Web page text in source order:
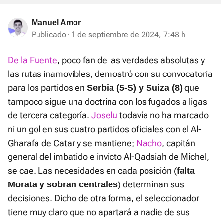
Manuel Amor
Publicado 1 de septiembre de 2024, 7:48 h
De la Fuente, poco fan de las verdades absolutas y
las rutas inamovibles, demostró con su convocatoria
para los partidos en Serbia (5-S) y Suiza (8) que
tampoco sigue una doctrina con los fugados a ligas
de tercera categoría. Joselu todavía no ha marcado
ni un gol en sus cuatro partidos oficiales con el Al-
Gharafa de Catar y se mantiene; Nacho, capitán
general del imbatido e invicto Al-Qadsiah de Míchel,
se cae. Las necesidades en cada posición (falta
Morata y sobran centrales) determinan sus
decisiones. Dicho de otra forma, el seleccionador
tiene muy claro que no apartará a nadie de sus